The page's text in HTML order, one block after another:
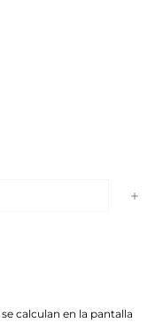
se calculan en la pantalla